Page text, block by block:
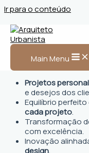
Ir para o conteúdo
Main Menu
Arquiteto
Santa
Projetos
e desejos dos
Equilíbrio
cada projeto.
Transformação
com excelência.
Inovação
design.